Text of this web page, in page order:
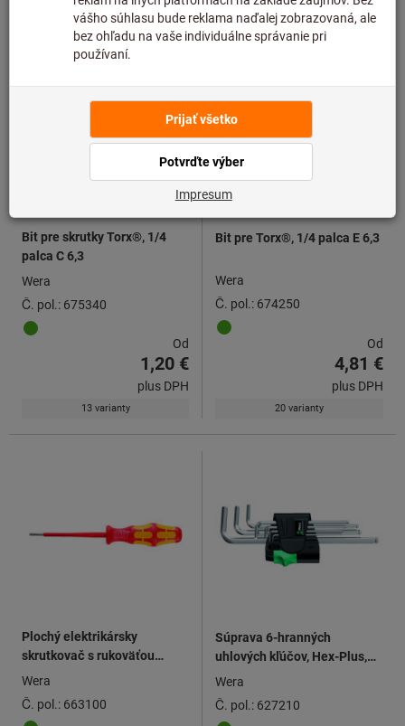
9 varianty 12 varianty
Bit pre skrutky Torx®, 1/4
palca C 6,3
Wera
Č. pol.: 675340
Od
1,20 €
plus DPH
13 varianty
Bit pre Torx®, 1/4 palca E 6,3
Wera
Č. pol.: 674250
Od
4,81 €
plus DPH
20 varianty
Plochý elektrikársky
skrutkovač s rukoväťou
Kraftform plne izolované
Wera
Č. pol.: 663100
Súprava 6-hranných
uhlových kľúčov, Hex-Plus,
pochrómované
Wera
Č. pol.: 627210